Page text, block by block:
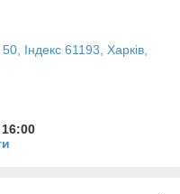
Індекс 61193, Харків,